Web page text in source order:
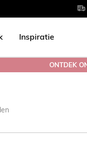
Inspiratie
ONTDEK